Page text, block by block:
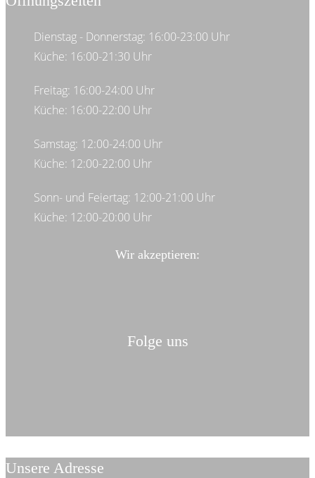
Dienstag - Donnerstag: 16:00-23:00 Uhr
Küche: 16:00-21:30 Uhr
Freitag: 16:00-24:00 Uhr
Küche: 16:00-22:00 Uhr
Samstag: 12:00-24:00 Uhr
Küche: 12:00-22:00 Uhr
Sonn- und Feiertag: 12:00-21:00 Uhr
Küche: 12:00-20:00 Uhr
Wir akzeptieren:
Folge uns
Unsere Adresse